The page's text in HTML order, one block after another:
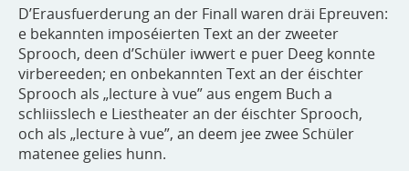
D’Erausfuerderung an der Finall waren dräi Epreuven:
e bekannten imposéierten Text an der zweeter
Sprooch, deen d’Schüler iwwert e puer Deeg konnte
virbereeden; en onbekannten Text an der éischter
Sprooch als „lecture à vue” aus engem Buch a
schliisslech e Liestheater an der éischter Sprooch,
och als „lecture à vue”, an deem jee zwee Schüler
matenee gelies hunn.